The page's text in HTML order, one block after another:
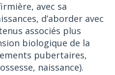
avec sa
d’aborder avec
associés plus
biologique de la
pubertaires,
naissance).